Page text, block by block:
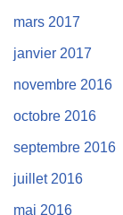
mars 2017
janvier 2017
novembre 2016
octobre 2016
septembre 2016
juillet 2016
mai 2016